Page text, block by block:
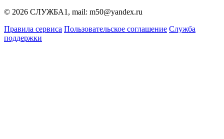
© 2026 СЛУЖБА1, mail: m50@yandex.ru
Правила сервиса Пользовательское соглашение Служба
поддержки